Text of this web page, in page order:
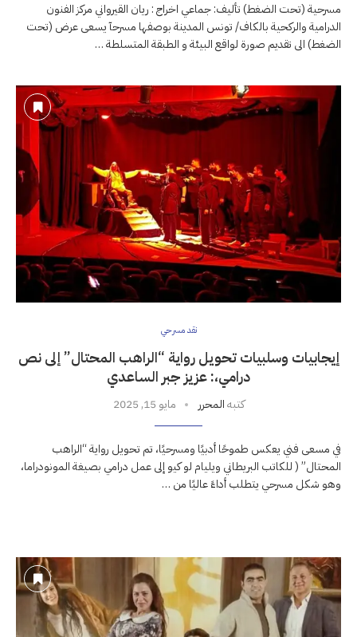
مسرحية (تحت الضغط) تأليف: جماعي اخراج : ريان القيرواني مركز الفنون
الدرامية والركحية بالكاف/ تونس المدينة بوصفها مسرحآ يسعى عرض (تحت
الضغط) الى تقديم صورة لواقع البيئة و الطبقة المتسلطة …
نقد مسرحي
إيجابيات وسلبيات تحويل رواية “الراهب المحتال” إلى نص
درامي،: عزيز جبر الساعدي
كتبهالمحرر مايو 15, 2025
في مسعى فني يعكس طموحًا أدبيًا ومسرحيًا، تم تحويل رواية “الراهب
المحتال” ( للكاتب البريطاني ويليام لو كيو إلى عمل درامي بصيغة المونودراما،
وهو شكل مسرحي يتطلب أداءً عاليًا من …